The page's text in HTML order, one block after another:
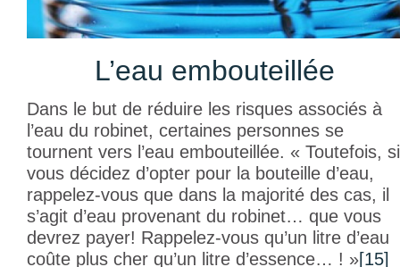
L’eau embouteillée
Dans le but de réduire les risques associés à
l’eau du robinet, certaines personnes se
tournent vers l’eau embouteillée. « Toutefois, si
vous décidez d’opter pour la bouteille d’eau,
rappelez-vous que dans la majorité des cas, il
s’agit d’eau provenant du robinet… que vous
devrez payer! Rappelez-vous qu’un litre d’eau
coûte plus cher qu’un litre d’essence… ! »[15]